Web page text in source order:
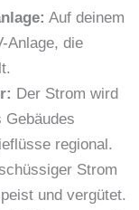
Auf deinem
Anlage, die
Der Strom wird
Gebäudes
regional.
Strom
und vergütet.